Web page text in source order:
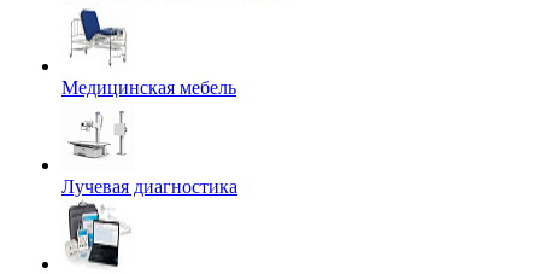
Медицинская мебель
Лучевая диагностика